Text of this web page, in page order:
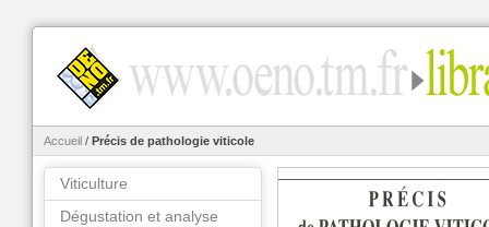
Accueil / Précis de pathologie viticole
Viticulture
Dégustation et analyse